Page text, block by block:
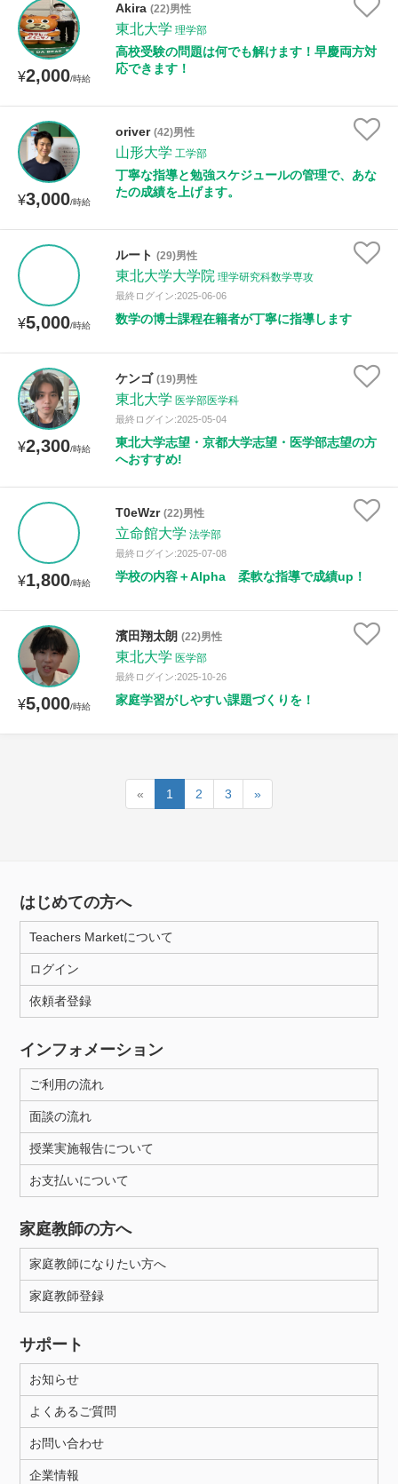
¥2,000/時給
Akira (22)男性
東北大学 理学部
高校受験の問題は何でも解けます！早慶両方対
応できます！
¥3,000/時給
oriver (42)男性
山形大学 工学部
丁寧な指導と勉強スケジュールの管理で、あな
たの成績を上げます。
¥5,000/時給
ルート (29)男性
東北大学大学院 理学研究科数学専攻
最終ログイン:2025-06-06
数学の博士課程在籍者が丁寧に指導します
¥2,300/時給
ケンゴ (19)男性
東北大学 医学部医学科
最終ログイン:2025-05-04
東北大学志望・京都大学志望・医学部志望の方
へおすすめ!
¥1,800/時給
T0eWzr (22)男性
立命館大学 法学部
最終ログイン:2025-07-08
学校の内容＋Alpha 柔軟な指導で成績up！
¥5,000/時給
濱田翔太朗 (22)男性
東北大学 医学部
最終ログイン:2025-10-26
家庭学習がしやすい課題づくりを！
« 1 2 3 »
はじめての方へ
Teachers Marketについて
ログイン
依頼者登録
インフォメーション
ご利用の流れ
面談の流れ
授業実施報告について
お支払いについて
家庭教師の方へ
家庭教師になりたい方へ
家庭教師登録
サポート
お知らせ
よくあるご質問
お問い合わせ
企業情報